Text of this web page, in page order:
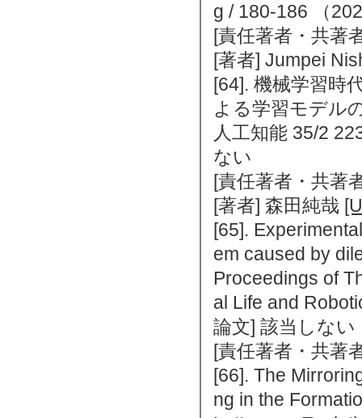
g / 180-186 （
[責任著者・共著
[著者] Jumpei
[64]. 機械学習時
よる学習モデル
人工知能 35/2
ない
[責任著者・共著
[著者] 森田純哉
[65].
em caused by
Proceedings of
al Life and
論文] 該当しない
[責任著者・共著
[66]. The
ng in the